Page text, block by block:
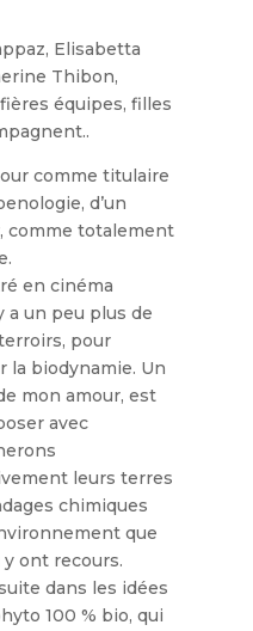
Elisabetta
Thibon,
équipes, filles
comme titulaire
d’un
comme totalement
en cinéma
a un peu plus de
pour
la biodynamie. Un
mon amour, est
avec
leurs terres
chimiques
que
ont recours.
dans les idées
100 % bio, qui